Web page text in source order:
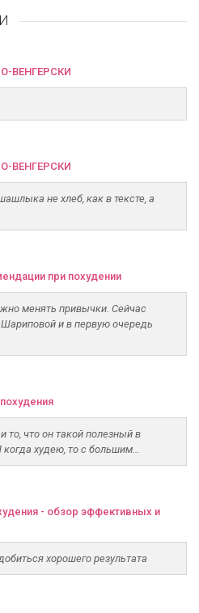
ВЕНГЕРСКИ
ВЕНГЕРСКИ
не хлеб, как в тексте, а
при похудении
менять привычки. Сейчас
и в первую очередь
что он такой полезный в
когда худею, то с большим...
- обзор эффективных и
хорошего результата